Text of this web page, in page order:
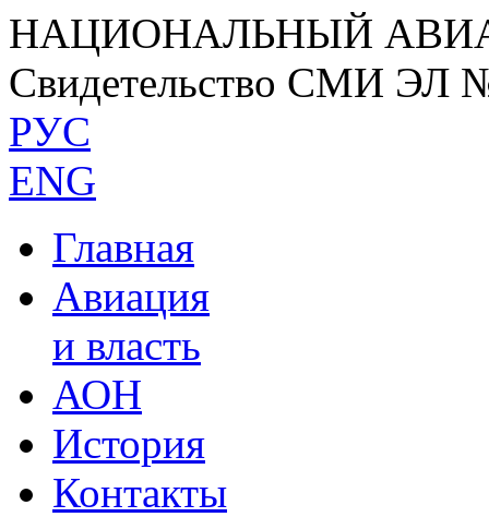
НАЦИОНАЛЬНЫЙ
Свидетельство СМИ ЭЛ
РУС
ENG
Главная
Авиация
и власть
АОН
История
Контакты